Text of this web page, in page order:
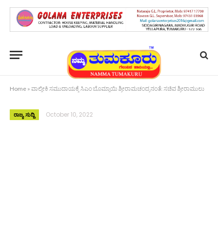
Home » ವಾಲ್ಮೀಕಿ ಸಮುದಾಯಕ್ಕೆ ಸಿಎಂ ಬೊಮ್ಮಾಯಿ ಶ್ರೀರಾಮಚಂದ್ರನಂತೆ: ಸಚಿವ ಶ್ರೀರಾಮುಲು
ರಾಜ್ಯ ಸುದ್ದಿ October 10, 2022